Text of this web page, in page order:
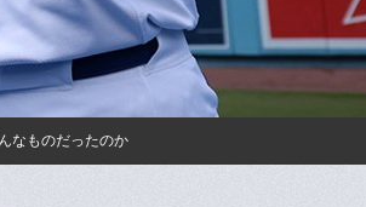
なものだったのか